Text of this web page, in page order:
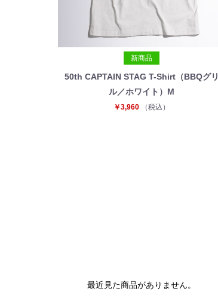
新商品
50th CAPTAIN STAG T-Shirt（BBQグリ
ル／ホワイト）M
￥3,960 （税込）
最近見た商品がありません。